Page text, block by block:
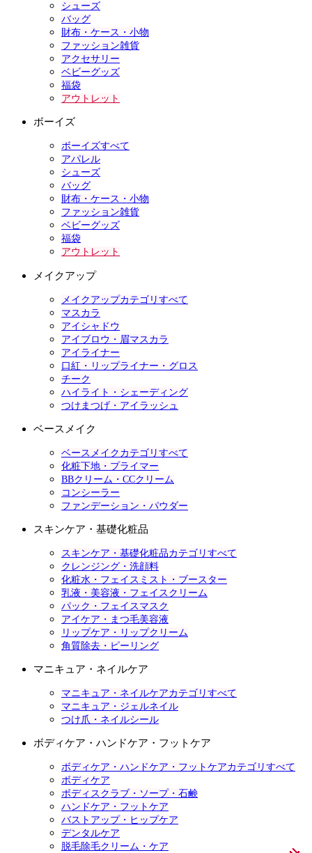
シューズ
バッグ
財布・ケース・小物
ファッション雑貨
アクセサリー
ベビーグッズ
福袋
アウトレット
ボーイズ
ボーイズすべて
アパレル
シューズ
バッグ
財布・ケース・小物
ファッション雑貨
ベビーグッズ
福袋
アウトレット
メイクアップ
メイクアップカテゴリすべて
マスカラ
アイシャドウ
アイブロウ・眉マスカラ
アイライナー
口紅・リップライナー・グロス
チーク
ハイライト・シェーディング
つけまつげ・アイラッシュ
ベースメイク
ベースメイクカテゴリすべて
化粧下地・プライマー
BBクリーム・CCクリーム
コンシーラー
ファンデーション・パウダー
スキンケア・基礎化粧品
スキンケア・基礎化粧品カテゴリすべて
クレンジング・洗顔料
化粧水・フェイスミスト・ブースター
乳液・美容液・フェイスクリーム
パック・フェイスマスク
アイケア・まつ毛美容液
リップケア・リップクリーム
角質除去・ピーリング
マニキュア・ネイルケア
マニキュア・ネイルケアカテゴリすべて
マニキュア・ジェルネイル
つけ爪・ネイルシール
ボディケア・ハンドケア・フットケア
ボディケア・ハンドケア・フットケアカテゴリすべて
ボディケア
ボディスクラブ・ソープ・石鹸
ハンドケア・フットケア
バストアップ・ヒップケア
デンタルケア
脱毛除毛クリーム・ケア